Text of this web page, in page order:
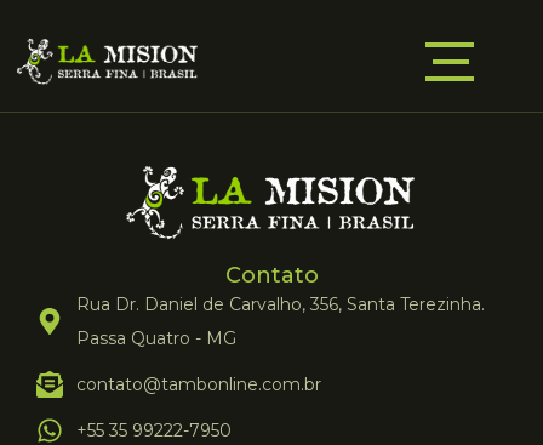
Contato
Rua Dr. Daniel de Carvalho, 356, Santa Terezinha.
Passa Quatro - MG
contato@tambonline.com.br
+55 35 99222-7950